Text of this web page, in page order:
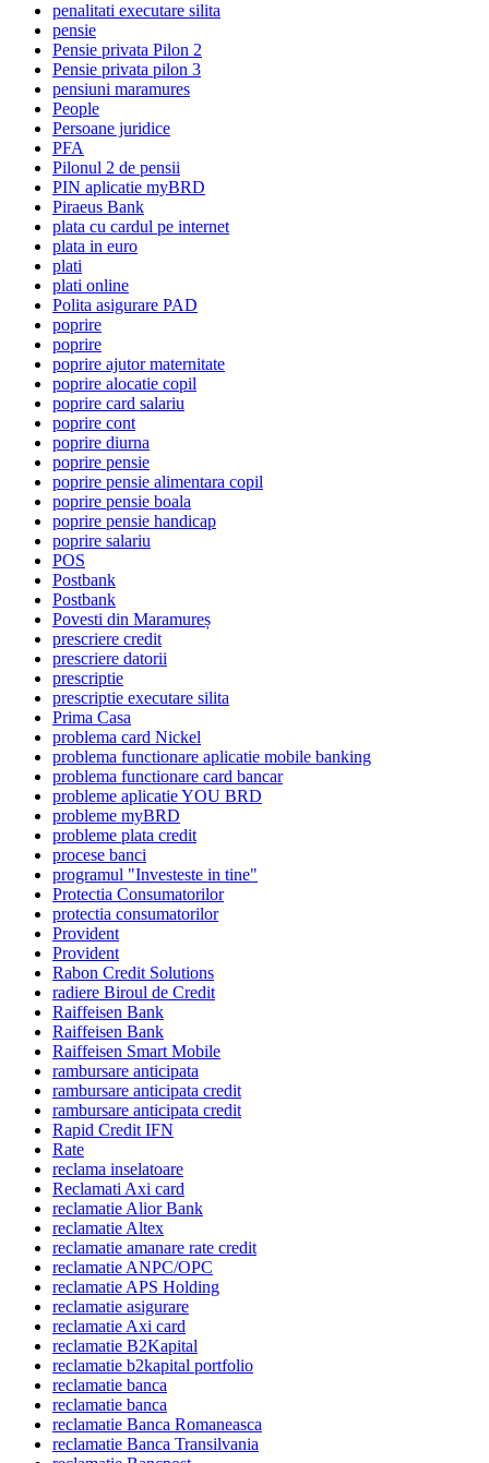
penalitati executare silita
pensie
Pensie privata Pilon 2
Pensie privata pilon 3
pensiuni maramures
People
Persoane juridice
PFA
Pilonul 2 de pensii
PIN aplicatie myBRD
Piraeus Bank
plata cu cardul pe internet
plata in euro
plati
plati online
Polita asigurare PAD
poprire
poprire
poprire ajutor maternitate
poprire alocatie copil
poprire card salariu
poprire cont
poprire diurna
poprire pensie
poprire pensie alimentara copil
poprire pensie boala
poprire pensie handicap
poprire salariu
POS
Postbank
Postbank
Povesti din Maramureș
prescriere credit
prescriere datorii
prescriptie
prescriptie executare silita
Prima Casa
problema card Nickel
problema functionare aplicatie mobile banking
problema functionare card bancar
probleme aplicatie YOU BRD
probleme myBRD
probleme plata credit
procese banci
programul "Investeste in tine"
Protectia Consumatorilor
protectia consumatorilor
Provident
Provident
Rabon Credit Solutions
radiere Biroul de Credit
Raiffeisen Bank
Raiffeisen Bank
Raiffeisen Smart Mobile
rambursare anticipata
rambursare anticipata credit
rambursare anticipata credit
Rapid Credit IFN
Rate
reclama inselatoare
Reclamati Axi card
reclamatie Alior Bank
reclamatie Altex
reclamatie amanare rate credit
reclamatie ANPC/OPC
reclamatie APS Holding
reclamatie asigurare
reclamatie Axi card
reclamatie B2Kapital
reclamatie b2kapital portfolio
reclamatie banca
reclamatie banca
reclamatie Banca Romaneasca
reclamatie Banca Transilvania